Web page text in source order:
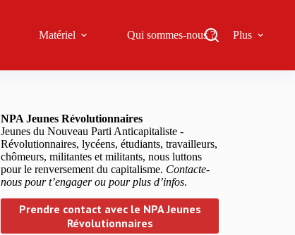
Matériel Qui sommes-nous ? Plus
NPA Jeunes Révolutionnaires
Jeunes du Nouveau Parti Anticapitaliste -
Révolutionnaires, lycéens, étudiants, travailleurs,
chômeurs, militantes et militants, nous luttons
pour le renversement du capitalisme. Contacte-
nous pour t’engager ou pour plus d’infos.
Prendre contact avec le NPA Jeunes
Révolutionnaires